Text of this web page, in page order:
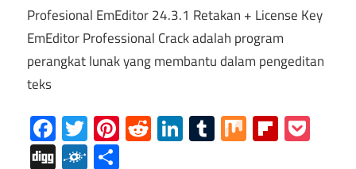
Profesional EmEditor 24.3.1 Retakan + License Key
EmEditor Professional Crack adalah program
perangkat lunak yang membantu dalam pengeditan
teks
Facebook
Twitter
Pinterest
RedditLinkedIn
Tumblr
Mix
DiggFolkd